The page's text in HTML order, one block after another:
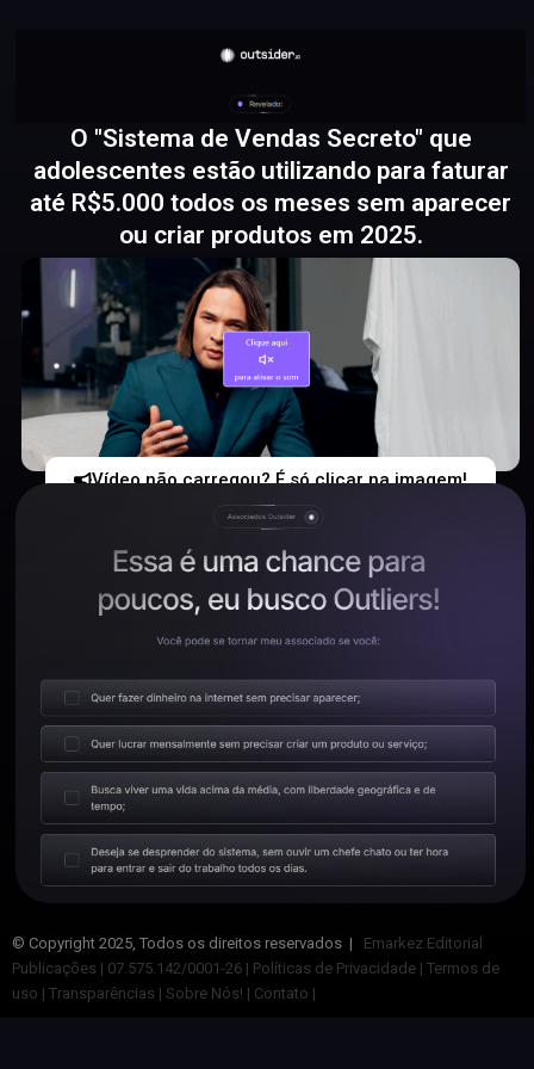
O "Sistema de Vendas Secreto" que
adolescentes estão utilizando para faturar
até R$5.000 todos os meses sem aparecer
ou criar produtos em 2025.
Vídeo não carregou? É só clicar na imagem!
© Copyright 2025, Todos os direitos reservados | Emarkez Editorial
Publicações | 07.575.142/0001-26 | Políticas de Privacidade | Termos de
uso | Transparências | Sobre Nós! | Contato |